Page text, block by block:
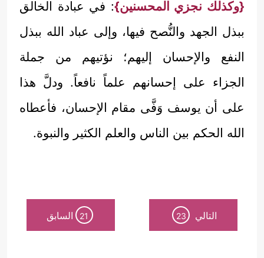
{وكذلك نجزي المحسنين}: في عبادة الخالق
ببذل الجهد والنُّصح فيها، وإلى عباد الله ببذل
النفع والإحسان إليهم؛ نؤتيهم من جملة
الجزاء على إحسانهم علماً نافعاً. ودلَّ هذا
على أن يوسف وَفَّى مقام الإحسان، فأعطاه
الله الحكم بين الناس والعلم الكثير والنبوة.
التالي 23
21 السابق